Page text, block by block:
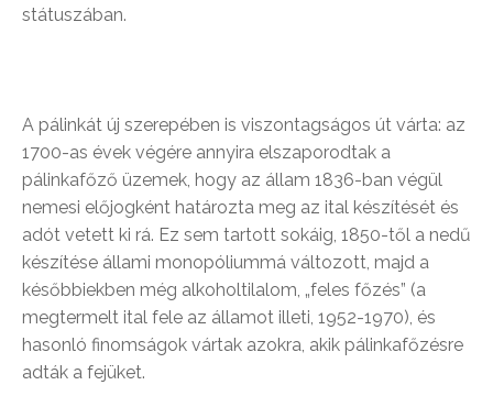
státuszában.
A pálinkát új szerepében is viszontagságos út várta: az
1700-as évek végére annyira elszaporodtak a
pálinkafőző üzemek, hogy az állam 1836-ban végül
nemesi előjogként határozta meg az ital készítését és
adót vetett ki rá. Ez sem tartott sokáig, 1850-től a nedű
készítése állami monopóliummá változott, majd a
későbbiekben még alkoholtilalom, „feles főzés” (a
megtermelt ital fele az államot illeti, 1952-1970), és
hasonló finomságok vártak azokra, akik pálinkafőzésre
adták a fejüket.